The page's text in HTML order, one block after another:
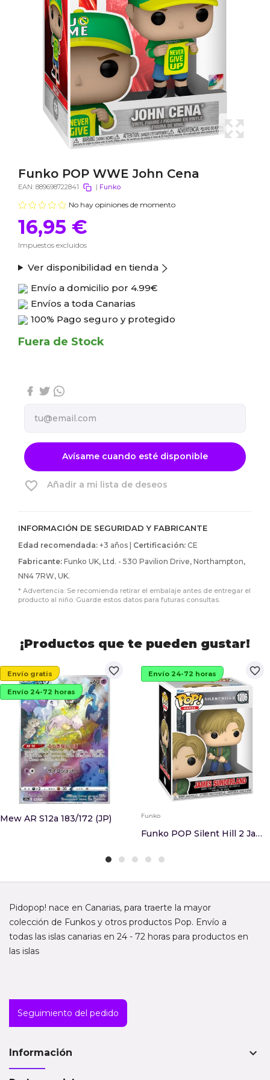
Funko POP WWE John Cena
EAN: 889698722841 | Funko
No hay opiniones de momento
16,95 €
Impuestos excluidos
Ver disponibilidad en tienda
Envío a domicilio por 4.99€
Envíos a toda Canarias
100% Pago seguro y protegido
Fuera de Stock
Avísame cuando esté disponible
favorite_border Añadir a mi lista de deseos
INFORMACIÓN DE SEGURIDAD Y FABRICANTE
Edad recomendada: +3 años | Certificación: CE
Fabricante: Funko UK, Ltd. - 530 Pavilion Drive, Northampton,
NN4 7RW, UK.
* Advertencia: Se recomienda retirar el embalaje antes de entregar el
producto al niño. Guarde estos datos para futuras consultas.
¡Productos que te pueden gustar!
favorite_border
Envío gratis
Envío 24-72 horas
Mew AR S12a 183/172 (JP)
favorite_border
Envío 24-72 horas
Funko
Funko POP Silent Hill 2 James Sunderland
Pidopop! nace en Canarias, para traerte la mayor
colección de Funkos y otros productos Pop. Envío a
todas las islas canarias en 24 - 72 horas para productos en
las islas
Seguimiento del pedido
Información keyboard_arrow_down